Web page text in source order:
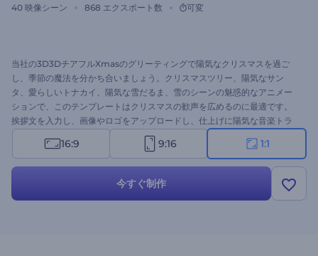
40 映像シーン 868 エクスポート数 可変
当社の3D3DチアフルXmasのグリーティングで陽気なクリスマスを過ご
し、季節の魔法を分かち合いましょう。クリスマスツリー、陽気なサン
タ、愛らしいトナカイ、陽気な雪だるま、雪のシーンの魅惑的なアニメー
ションで、このテンプレートはクリスマスの歓声を広めるのに最適です。
挨拶文を入力し、画像やロゴをアップロードし、仕上げに陽気な音楽トラ
ックを選択します。ビジネスでも個人でも、このテンプレートがあればす
べての挨拶が忘れられないものになります。今すぐお試しを！
16:9 9:16 1:1
今すぐ制作